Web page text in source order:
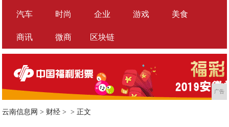
汽车 时尚 企业 游戏 美食
商讯 微商 区块链
广告
云南信息网 > 财经 > > 正文